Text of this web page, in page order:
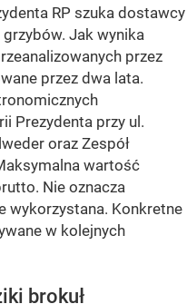
RP szuka dostawcy
Jak wynika
przez
przez dwa lata.
Prezydenta przy ul.
oraz Zespół
wartość
Nie oznacza
wykorzystana. Konkretne
w kolejnych
brokuł